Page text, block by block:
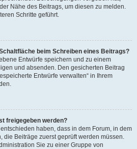
Nähe des Beitrags, um diesen zu melden.
Schritte geführt.
beim Schreiben eines Beitrags?
Entwürfe speichern und zu einem
und absenden. Den gesicherten Beitrag
Entwürfe verwalten“ in Ihrem
freigegeben werden?
haben, dass in dem Forum, in dem
die Beiträge zuerst geprüft werden müssen.
Sie zu einer Gruppe von